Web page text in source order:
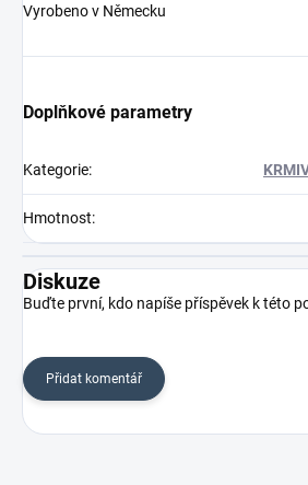
Vyrobeno v Německu
Doplňkové parametry
Kategorie:
Hmotnost:
Diskuze
Buďte první, kdo napíše příspěvek k této
Přidat komentář